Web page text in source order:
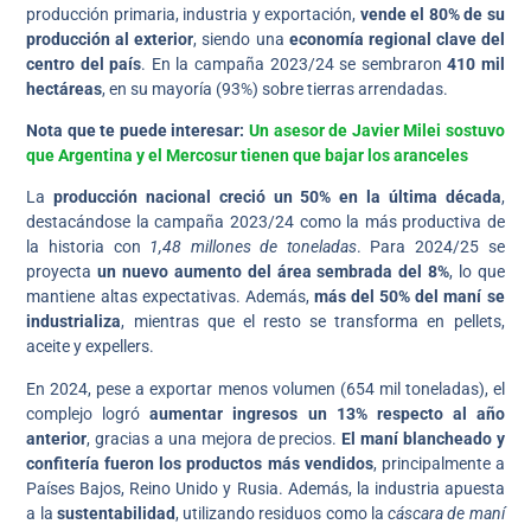
producción primaria, industria y exportación, vende el 80% de su
producción al exterior, siendo una economía regional clave del
centro del país. En la campaña 2023/24 se sembraron410 mil
hectáreas, en su mayoría (93%) sobre tierras arrendadas.
Nota que te puede interesar: Un asesor de Javier Milei sostuvo
que Argentina y el Mercosur tienen que bajar los aranceles
Laproducción nacional creció un 50% en la última década,
destacándose la campaña 2023/24 como la más productiva de
la historia con 1,48 millones de toneladas. Para 2024/25 se
proyectaun nuevo aumento del área sembrada del 8%, lo que
mantiene altas expectativas. Además, más del 50% del maní se
industrializa, mientras que el resto se transforma en pellets,
aceite y expellers.
En 2024, pese a exportar menos volumen (654 mil toneladas), el
complejo logróaumentar ingresos un 13% respecto al año
anterior, gracias a una mejora de precios. El maní blancheado y
confitería fueron los productos más vendidos, principalmente a
Países Bajos, Reino Unido y Rusia. Además, la industria apuesta
a la sustentabilidad, utilizando residuos como lacáscara de maní